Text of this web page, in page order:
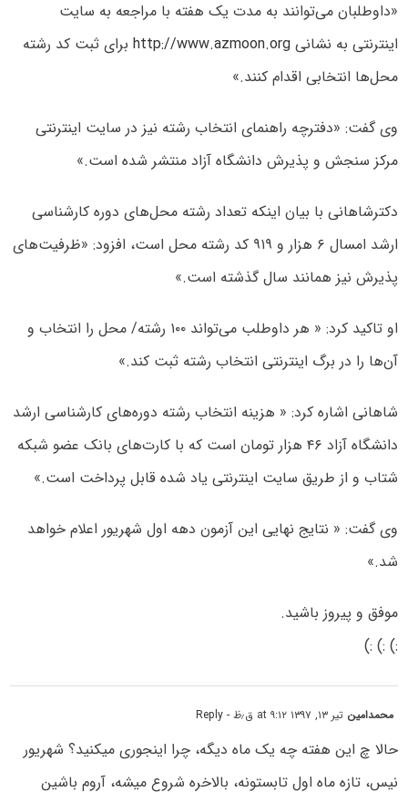
«داوطلبان می‌توانند به مدت یک هفته با مراجعه به سایت
اینترنتی به نشانی http://www.azmoon.orgبرای ثبت کد رشته
محل‌ها انتخابی اقدام کنند.»
وی گفت: «دفترچه راهنمای انتخاب رشته نیز در سایت اینترنتی
مرکز سنجش و پذیرش دانشگاه آزاد منتشر شده است.»
دکترشاهانی با بیان اینکه تعداد رشته محل‌های دوره کارشناسی
ارشد امسال ۶ هزار و ۹۱۹ کد رشته محل است، افزود: «ظرفیت‌های
پذیرش نیز همانند سال گذشته است.»
او تاکید کرد: « هر داوطلب می‌تواند ۱۰۰ رشته/ محل را انتخاب و
آن‌ها را در برگ اینترنتی انتخاب رشته ثبت کند.»
شاهانی اشاره کرد: « هزینه انتخاب رشته دوره‌های کارشناسی ارشد
دانشگاه آزاد ۴۶ هزار تومان است که با کارت‌های بانک عضو شبکه
شتاب و از طریق سایت اینترنتی یاد شده قابل پرداخت است.»
وی گفت: « نتایج نهایی این آزمون دهه اول شهریور اعلام خواهد
شد.»
موفق و پیروز باشید.
:) :) :)
محمدامین تیر ۱۳, ۱۳۹۷ at ۹:۱۲ ق٫ظ - Reply
حالا چ این هفته چه یک ماه دیگه، چرا اینجوری میکنید؟ شهریور
نیس، تازه ماه اول تابستونه، بالاخره شروع میشه، آروم باشین